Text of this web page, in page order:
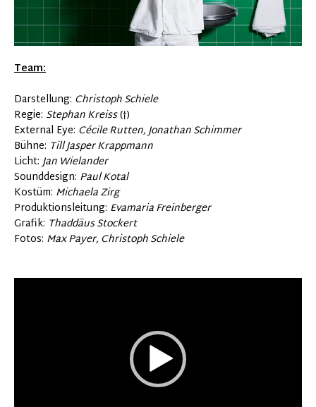
Team:
Darstellung: Christoph Schiele
Regie: Stephan Kreiss(†)
External Eye: Cécile Rutten, Jonathan Schimmer
Bühne: Till Jasper Krappmann
Licht:Jan Wielander
Sounddesign: Paul Kotal
Kostüm: Michaela Zirg
Produktionsleitung: Evamaria Freinberger
Grafik: Thaddäus Stockert
Fotos: Max Payer, Christoph Schiele